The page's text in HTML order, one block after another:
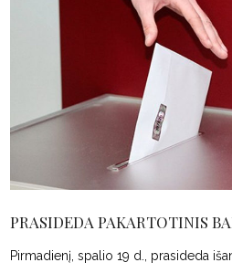
PRASIDEDA PAKARTOTINIS
Pirmadienį, spalio 19 d., prasideda